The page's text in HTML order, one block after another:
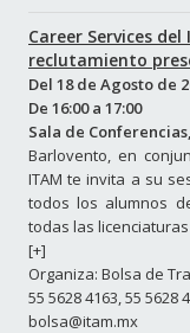
Career Services
reclutamiento
Del 18 de Agosto de
De 16:00a 17:00
Sala de
Barlovento, en
ITAM te invita a su
todos los alumnos
todas las
[+]
Organiza: Bolsa de
55 5628 4163, 55 5628
bolsa@itam.mx